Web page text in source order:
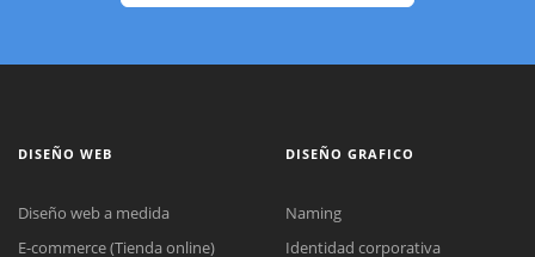
DISEÑO WEB
Diseño web a medida
E-commerce (Tienda online)
DISEÑO GRAFICO
Naming
Identidad corporativa